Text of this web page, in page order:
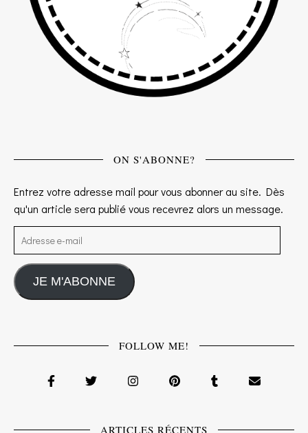
ON S'ABONNE?
Entrez votre adresse mail pour vous abonner au site. Dès
qu'un article sera publié vous recevrez alors un message.
Adresse e-mail
JE M'ABONNE
FOLLOW ME!
ARTICLES RÉCENTS